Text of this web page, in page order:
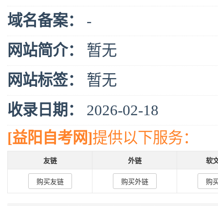
域名备案：
-
网站简介：
暂无
网站标签：
暂无
收录日期：
2026-02-18
[益阳自考网]提供以下服务：
友链 外链 软
购买友链 购买外链 购